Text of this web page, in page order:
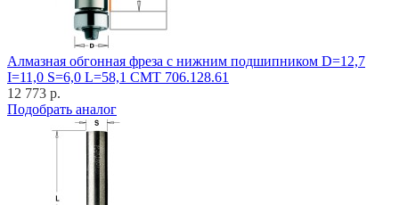
Алмазная обгонная фреза с нижним подшипником D=12,7
I=11,0 S=6,0 L=58,1 CMT 706.128.61
12 773 р.
Подобрать аналог